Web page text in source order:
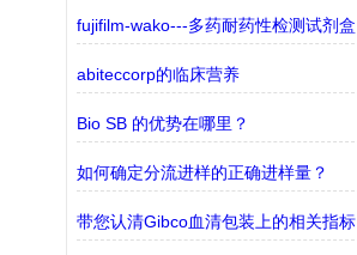
abiteccorp的临床营养
Bio SB 的优势在哪里？
如何确定分流进样的正确进样量？
带您认清Gibco血清包装上的相关指标